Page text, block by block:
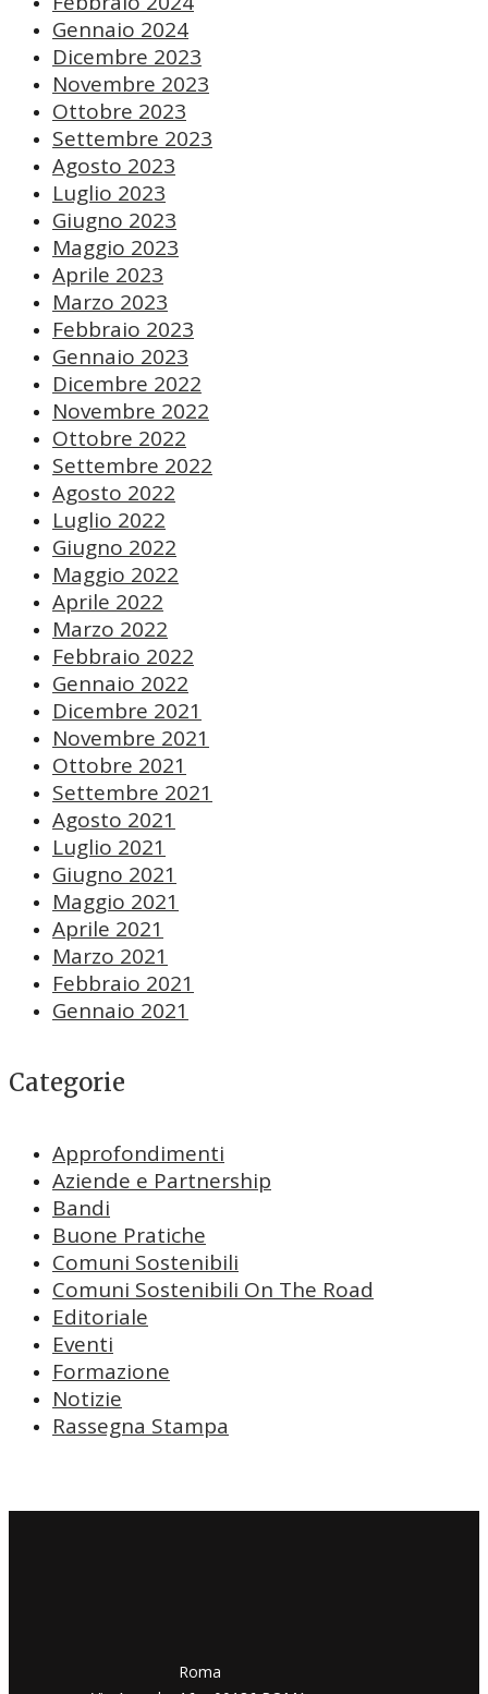
Gennaio 2024
Dicembre 2023
Novembre 2023
Ottobre 2023
Settembre 2023
Agosto 2023
Luglio 2023
Giugno 2023
Maggio 2023
Aprile 2023
Marzo 2023
Febbraio 2023
Gennaio 2023
Dicembre 2022
Novembre 2022
Ottobre 2022
Settembre 2022
Agosto 2022
Luglio 2022
Giugno 2022
Maggio 2022
Aprile 2022
Marzo 2022
Febbraio 2022
Gennaio 2022
Dicembre 2021
Novembre 2021
Ottobre 2021
Settembre 2021
Agosto 2021
Luglio 2021
Giugno 2021
Maggio 2021
Aprile 2021
Marzo 2021
Febbraio 2021
Gennaio 2021
Categorie
Approfondimenti
Aziende e Partnership
Bandi
Buone Pratiche
Comuni Sostenibili
Comuni Sostenibili On The Road
Editoriale
Eventi
Formazione
Notizie
Rassegna Stampa
​​Roma